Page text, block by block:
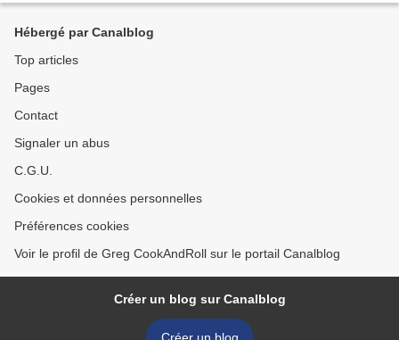
Hébergé par Canalblog
Top articles
Pages
Contact
Signaler un abus
C.G.U.
Cookies et données personnelles
Préférences cookies
Voir le profil de Greg CookAndRoll sur le portail Canalblog
Créer un blog sur Canalblog